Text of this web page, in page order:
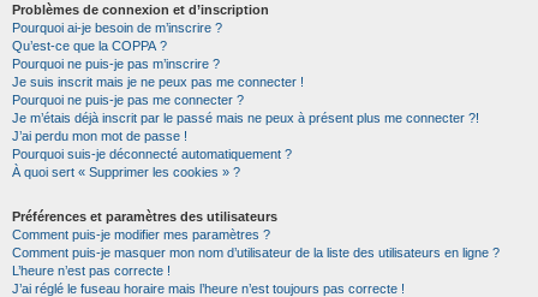
Problèmes de connexion et d’inscription
Pourquoi ai-je besoin de m’inscrire ?
Qu’est-ce que la COPPA ?
Pourquoi ne puis-je pas m’inscrire ?
Je suis inscrit mais je ne peux pas me connecter !
Pourquoi ne puis-je pas me connecter ?
Je m’étais déjà inscrit par le passé mais ne peux à présent plus me connecter ?!
J’ai perdu mon mot de passe !
Pourquoi suis-je déconnecté automatiquement ?
À quoi sert « Supprimer les cookies » ?
Préférences et paramètres des utilisateurs
Comment puis-je modifier mes paramètres ?
Comment puis-je masquer mon nom d’utilisateur de la liste des utilisateurs en ligne ?
L’heure n’est pas correcte !
J’ai réglé le fuseau horaire mais l’heure n’est toujours pas correcte !